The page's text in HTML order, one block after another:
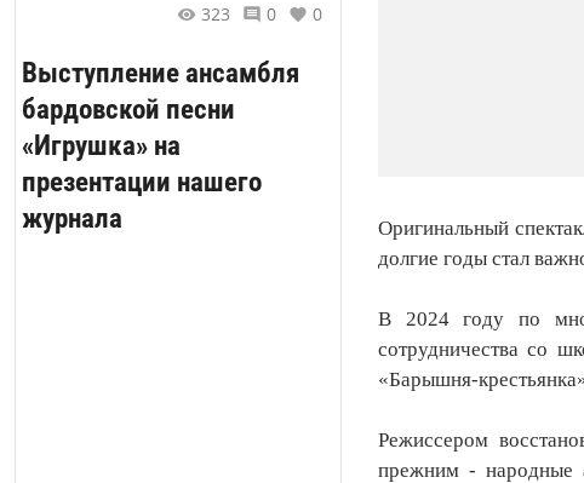
323
0 0
Выступление ансамбля
бардовской песни
«Игрушка» на
презентации нашего
журнала
Оригинальный
долгие годы стал
В 2024 году по
сотрудничества со
«Барышня-
Режиссером
прежним - народные